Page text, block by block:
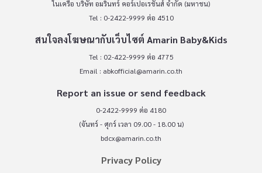
ในเครือ บริษัท อมรินทร์ คอร์เปอเรชั่นส์ จำกัด (มหาชน)
Tel : 0-2422-9999 ต่อ 4510
สนใจลงโฆษณากับเว็บไซต์ Amarin Baby&Kids
Tel : 02-422-9999 ต่อ 4775
Email : abkofficial@amarin.co.th
Report an issue or send feedback
0-2422-9999 ต่อ 4180
(จันทร์ - ศุกร์ เวลา 09.00 - 18.00 น)
bdcx@amarin.co.th
Privacy Policy